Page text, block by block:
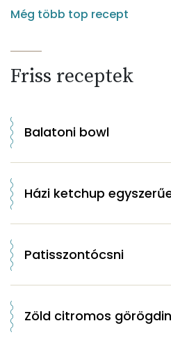
Még több top recept
Friss receptek
Balatoni bowl
Házi ketchup
Patisszontócsni
Zöld citromos